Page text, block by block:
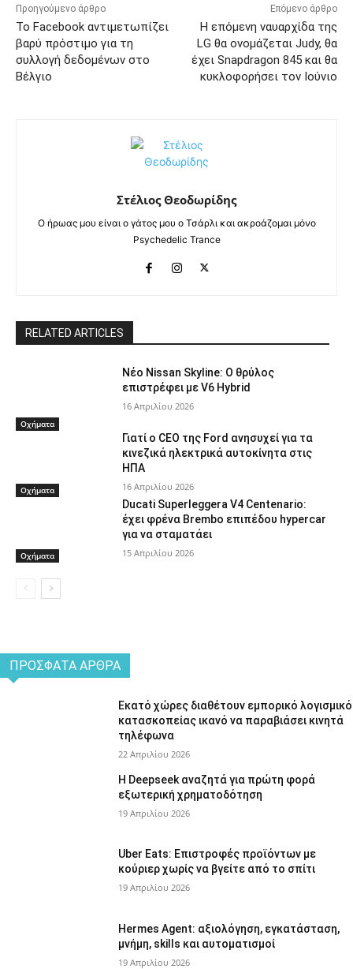
Προηγούμενο άρθρο
Το Facebook αντιμετωπίζει
βαρύ πρόστιμο για τη
συλλογή δεδομένων στο
Βέλγιο
Επόμενο άρθρο
Η επόμενη ναυαρχίδα της
LG θα ονομάζεται Judy, θα
έχει Snapdragon 845 και θα
κυκλοφορήσει τον Ιούνιο
Στέλιος Θεοδωρίδης
Ο ήρωας μου είναι ο γάτος μου ο Τσάρλι και ακροάζομαι μόνο
Psychedelic Trance
RELATED ARTICLES
Οχήματα
Νέο Nissan Skyline: Ο θρύλος
επιστρέφει με V6 Hybrid
16 Απριλίου 2026
Οχήματα
Γιατί ο CEO της Ford ανησυχεί για τα
κινεζικά ηλεκτρικά αυτοκίνητα στις
ΗΠΑ
16 Απριλίου 2026
Οχήματα
Ducati Superleggera V4 Centenario:
έχει φρένα Brembo επιπέδου hypercar
για να σταματάει
15 Απριλίου 2026
ΠΡΌΣΦΑΤΑ ΆΡΘΡΑ
Εκατό χώρες διαθέτουν εμπορικό λογισμικό
κατασκοπείας ικανό να παραβιάσει κινητά
τηλέφωνα
22 Απριλίου 2026
Η Deepseek αναζητά για πρώτη φορά
εξωτερική χρηματοδότηση
19 Απριλίου 2026
Uber Eats: Επιστροφές προϊόντων με
κούριερ χωρίς να βγείτε από το σπίτι
19 Απριλίου 2026
Hermes Agent: αξιολόγηση, εγκατάσταση,
μνήμη, skills και αυτοματισμοί
19 Απριλίου 2026